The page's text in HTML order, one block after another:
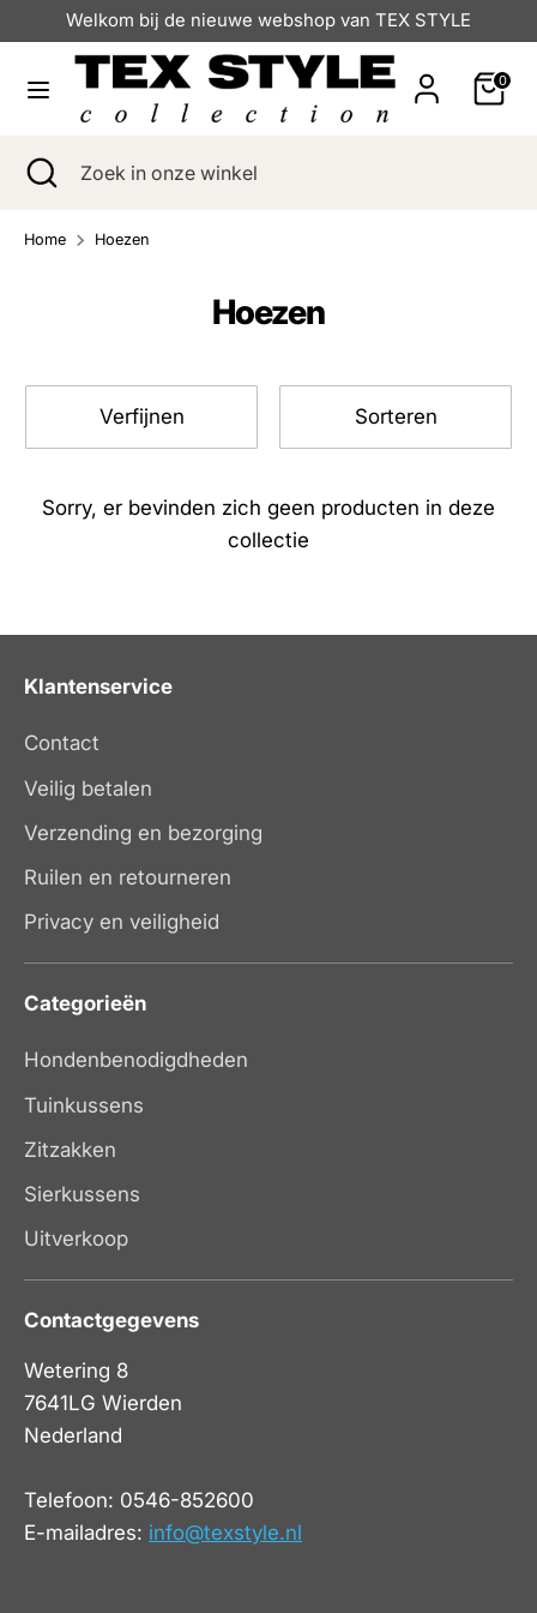
naar
inhoud
Welkom bij de nieuwe webshop van TEX STYLE
0
ZoekenZoek
onze
Zoeken
Zoek
onze
Zoekopdracht
sluiten
Home Hoezen
Hoezen
Verfijnen Sorteren
Sorry, er bevinden zich geen producten in deze
collectie
Klantenservice
Contact
Veilig betalen
Verzending en bezorging
Ruilen en retourneren
Privacy en veiligheid
Categorieën
Hondenbenodigdheden
Tuinkussens
Zitzakken
Sierkussens
Uitverkoop
Contactgegevens
Wetering 8
7641LG Wierden
Nederland
Telefoon: 0546-852600
E-mailadres: info@texstyle.nl